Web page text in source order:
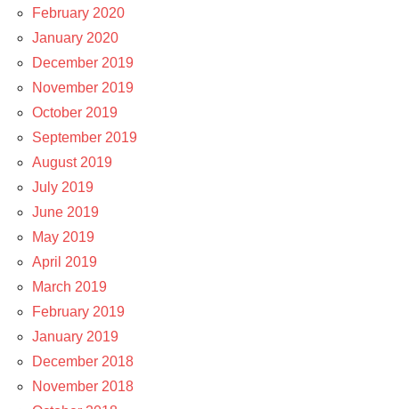
February 2020
January 2020
December 2019
November 2019
October 2019
September 2019
August 2019
July 2019
June 2019
May 2019
April 2019
March 2019
February 2019
January 2019
December 2018
November 2018